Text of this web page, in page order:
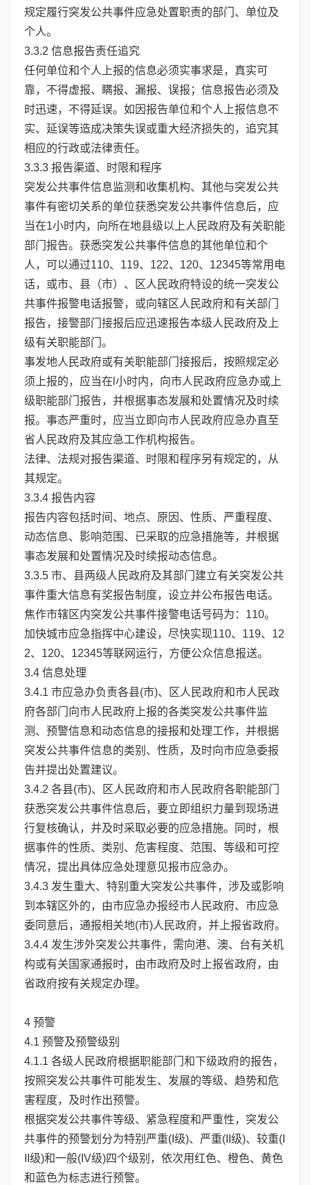
规定履行突发公共事件应急处置职责的部门、单位及
个人。
3.3.2 信息报告责任追究
任何单位和个人上报的信息必须实事求是，真实可
靠，不得虚报、瞒报、漏报、误报；信息报告必须及
时迅速，不得延误。如因报告单位和个人上报信息不
实、延误等造成决策失误或重大经济损失的，追究其
相应的行政或法律责任。
3.3.3 报告渠道、时限和程序
突发公共事件信息监测和收集机构、其他与突发公共
事件有密切关系的单位获悉突发公共事件信息后，应
当在1小时内，向所在地县级以上人民政府及有关职能
部门报告。获悉突发公共事件信息的其他单位和个
人，可以通过110、119、122、120、12345等常用电
话，或市、县（市）、区人民政府特设的统一突发公
共事件报警电话报警，或向辖区人民政府和有关部门
报告，接警部门接报后应迅速报告本级人民政府及上
级有关职能部门。
事发地人民政府或有关职能部门接报后，按照规定必
须上报的，应当在l小时内，向市人民政府应急办或上
级职能部门报告，并根据事态发展和处置情况及时续
报。事态严重时，应当立即向市人民政府应急办直至
省人民政府及其应急工作机构报告。
法律、法规对报告渠道、时限和程序另有规定的，从
其规定。
3.3.4 报告内容
报告内容包括时间、地点、原因、性质、严重程度、
动态信息、影响范围、已采取的应急措施等，并根据
事态发展和处置情况及时续报动态信息。
3.3.5 市、县两级人民政府及其部门建立有关突发公共
事件重大信息有奖报告制度，设立并公布报告电话。
焦作市辖区内突发公共事件接警电话号码为：110。
加快城市应急指挥中心建设，尽快实现110、119、12
2、120、12345等联网运行，方便公众信息报送。
3.4 信息处理
3.4.1 市应急办负责各县(市)、区人民政府和市人民政
府各部门向市人民政府上报的各类突发公共事件监
测、预警信息和动态信息的接报和处理工作，并根据
突发公共事件信息的类别、性质，及时向市应急委报
告并提出处置建议。
3.4.2 各县(市)、区人民政府和市人民政府各职能部门
获悉突发公共事件信息后，要立即组织力量到现场进
行复核确认，并及时采取必要的应急措施。同时，根
据事件的性质、类别、危害程度、范围、等级和可控
情况，提出具体应急处理意见报市应急办。
3.4.3 发生重大、特别重大突发公共事件，涉及或影响
到本辖区外的，由市应急办报经市人民政府、市应急
委同意后，通报相关地(市)人民政府，并上报省政府。
3.4.4 发生涉外突发公共事件，需向港、澳、台有关机
构或有关国家通报时，由市政府及时上报省政府，由
省政府按有关规定办理。
4 预警
4.1 预警及预警级别
4.1.1 各级人民政府根据职能部门和下级政府的报告，
按照突发公共事件可能发生、发展的等级、趋势和危
害程度，及时作出预警。
根据突发公共事件等级、紧急程度和严重性，突发公
共事件的预警划分为特别严重(I级)、严重(II级)、较重(I
II级)和一般(IV级)四个级别，依次用红色、橙色、黄色
和蓝色为标志进行预警。